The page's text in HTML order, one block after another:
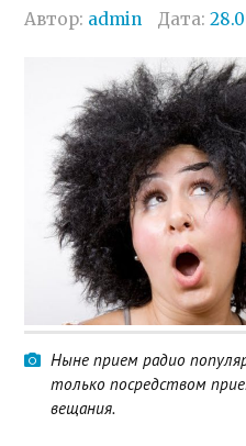
Автор: admin Дата:
Ныне прием радио
только посредством приема
вещания.